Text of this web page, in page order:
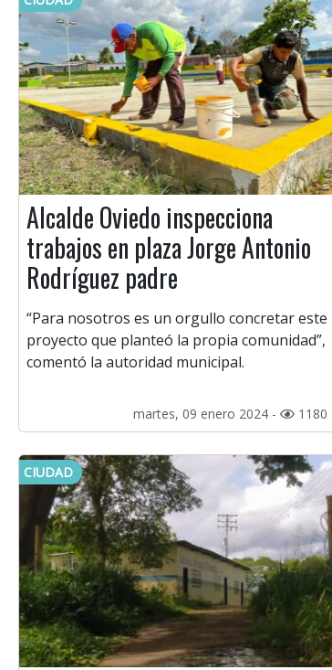
Alcalde Oviedo inspecciona
trabajos en plaza Jorge Antonio
Rodríguez padre
“Para nosotros es un orgullo concretar este
proyecto que planteó la propia comunidad”,
comentó la autoridad municipal.
martes, 09 enero 2024 - 1180
CIUDAD